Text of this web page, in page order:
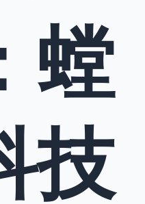
螳
技